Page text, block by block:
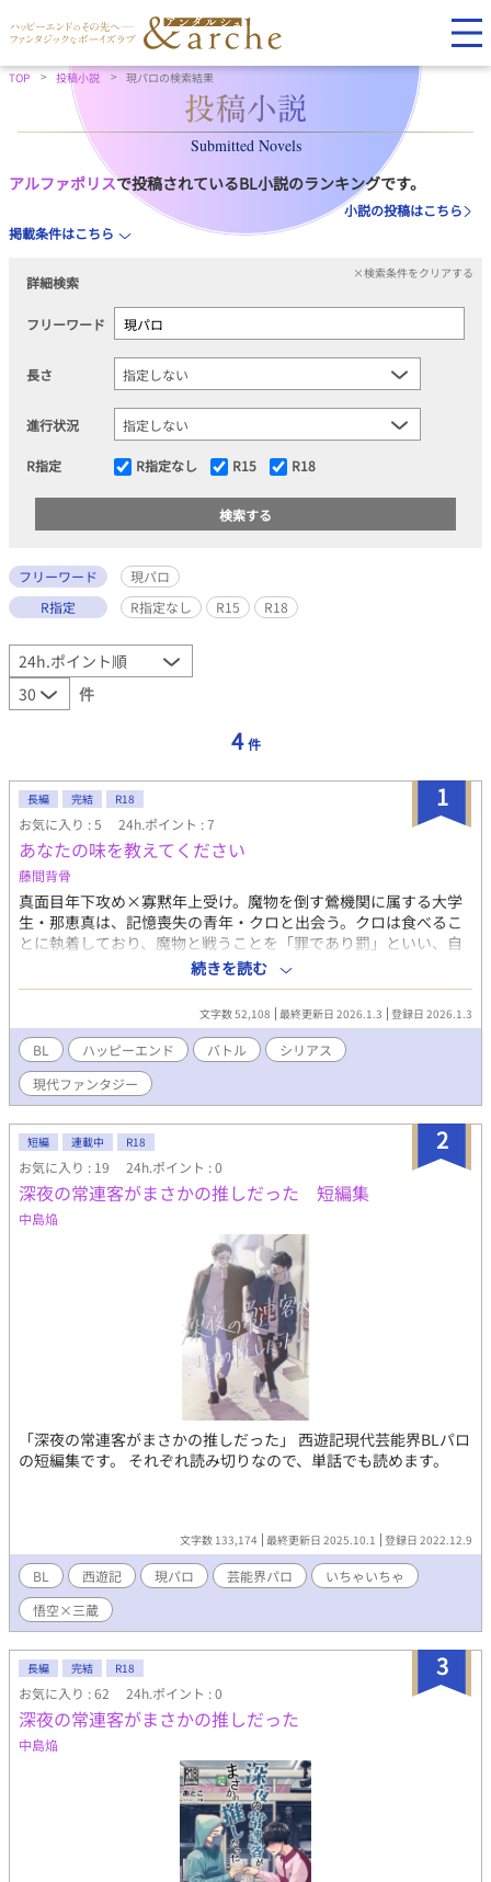
TOP 投稿小説 現パロの検索結果
Submitted Novels
アルファポリスで投稿されているBL小説のランキングです。
小説の投稿はこちら
掲載条件はこちら
詳細検索
×検索条件をクリアする
フリーワード
長さ
進行状況
R指定 R指定なし R15 R18
フリーワード
現パロ
R指定
R指定なし R15 R18
件
4 件
1
長編 完結 R18
お気に入り : 5 24h.ポイント : 7
あなたの味を教えてください
藤間背骨
真面目年下攻め×寡黙年上受け。魔物を倒す鶯機関に属する大学
生・那恵真は、記憶喪失の青年・クロと出会う。クロは食べるこ
とに執着しており、魔物と戦うことを「罪であり罰」といい、自
分の身もかえりみずに魔物との戦いに身を投じる。その在り方に
不安を覚える那恵真だったが、過去のトラウマから戦う勇気を持
てずにいた。戦うクロの背中を見て、那恵真は次第に考えを変え
ていく。◆過去に投稿した作品の現パロです。
続きを読む
文字数 52,108 最終更新日 2026.1.3 登録日 2026.1.3
BL ハッピーエンド バトル
シリアス
現代ファンタジー
2
短編 連載中 R18
お気に入り : 19 24h.ポイント : 0
深夜の常連客がまさかの推しだった 短編集
中島焔
「深夜の常連客がまさかの推しだった」 西遊記現代芸能界BLパロ
の短編集です。 それぞれ読み切りなので、単話でも読めます。
文字数 133,174 最終更新日 2025.10.1 登録日 2022.12.9
BL 西遊記 現パロ 芸能界パロ
いちゃいちゃ
悟空×三蔵
3
長編 完結 R18
お気に入り : 62 24h.ポイント : 0
深夜の常連客がまさかの推しだった
中島焔